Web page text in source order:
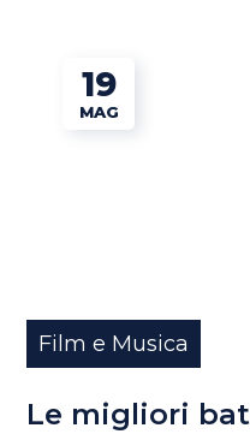
19
MAG
Film e Musica
Le migliori